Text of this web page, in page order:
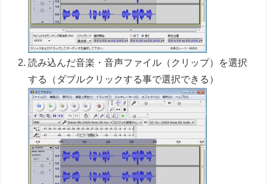
読み込んだ音楽・音声ファイル（クリップ）を選択
する（ダブルクリックする事で選択できる）